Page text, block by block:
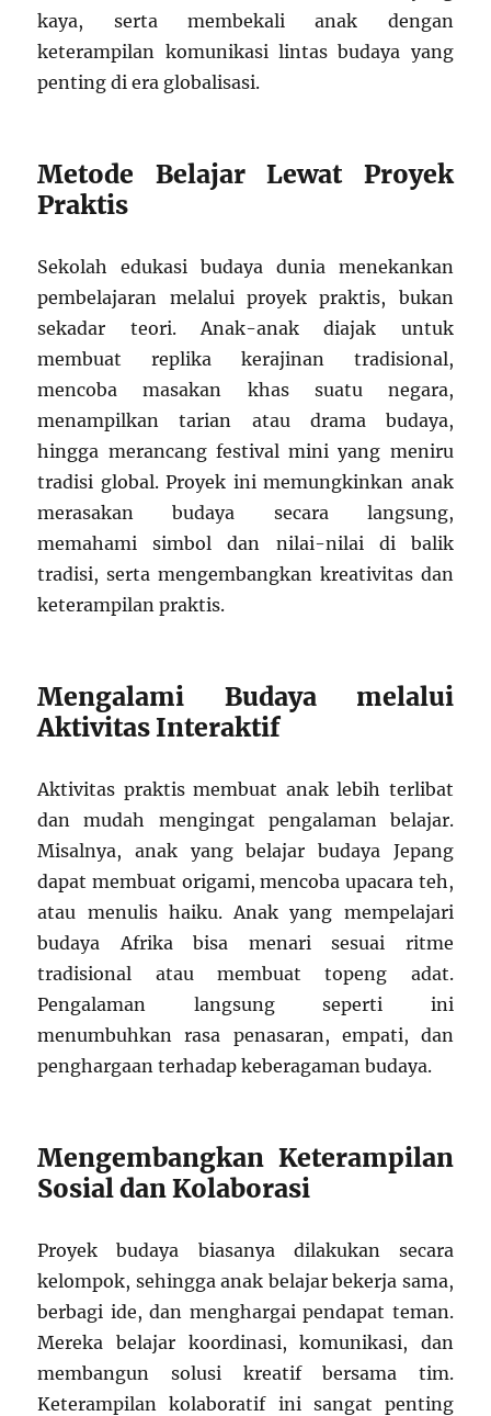
kaya, serta membekali anak dengan
keterampilan komunikasi lintas budaya yang
penting di era globalisasi.
Metode Belajar Lewat Proyek
Praktis
Sekolah edukasi budaya dunia menekankan
pembelajaran melalui proyek praktis, bukan
sekadar teori. Anak-anak diajak untuk
membuat replika kerajinan tradisional,
mencoba masakan khas suatu negara,
menampilkan tarian atau drama budaya,
hingga merancang festival mini yang meniru
tradisi global. Proyek ini memungkinkan anak
merasakan budaya secara langsung,
memahami simbol dan nilai-nilai di balik
tradisi, serta mengembangkan kreativitas dan
keterampilan praktis.
Mengalami Budaya melalui
Aktivitas Interaktif
Aktivitas praktis membuat anak lebih terlibat
dan mudah mengingat pengalaman belajar.
Misalnya, anak yang belajar budaya Jepang
dapat membuat origami, mencoba upacara teh,
atau menulis haiku. Anak yang mempelajari
budaya Afrika bisa menari sesuai ritme
tradisional atau membuat topeng adat.
Pengalaman langsung seperti ini
menumbuhkan rasa penasaran, empati, dan
penghargaan terhadap keberagaman budaya.
Mengembangkan Keterampilan
Sosial dan Kolaborasi
Proyek budaya biasanya dilakukan secara
kelompok, sehingga anak belajar bekerja sama,
berbagi ide, dan menghargai pendapat teman.
Mereka belajar koordinasi, komunikasi, dan
membangun solusi kreatif bersama tim.
Keterampilan kolaboratif ini sangat penting